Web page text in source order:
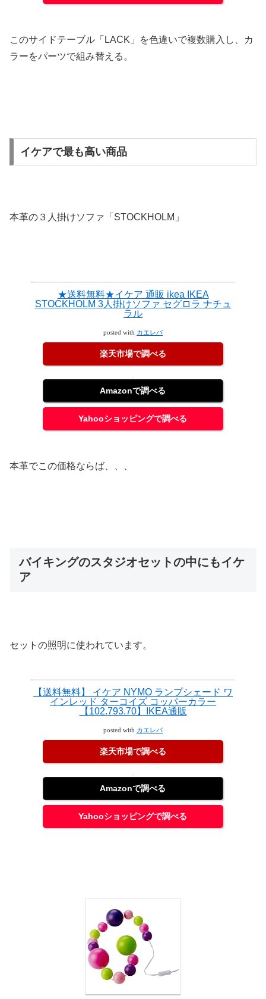
このサイドテーブル「LACK」を色違いで複数購入し、カ
ラーをパーツで組み替える。
イケアで最も高い商品
本革の３人掛けソファ「STOCKHOLM」
★送料無料★イケア 通販 ikea IKEA
STOCKHOLM 3人掛けソファ セグロラ ナチュ
ラル
posted with カエレバ
楽天市場で調べる
Amazonで調べる
Yahooショッピングで調べる
本革でこの価格ならば、、、
バイキングのスタジオセットの中にもイケ
ア
セットの照明に使われています。
【送料無料】 イケア NYMO ランプシェード ワ
インレッド ターコイズ コッパーカラー
【102.793.70】IKEA通販
posted with カエレバ
楽天市場で調べる
Amazonで調べる
Yahooショッピングで調べる